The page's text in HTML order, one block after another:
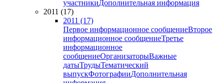
участникиДополнительная информация
2011 (17)
2011 (17)
Первое информационное сообщениеВторое
информационное сообщениеТретье
информационное
сообщениеОрганизаторыВажные
датыТрудыТематический
выпускФотографииДополнительная